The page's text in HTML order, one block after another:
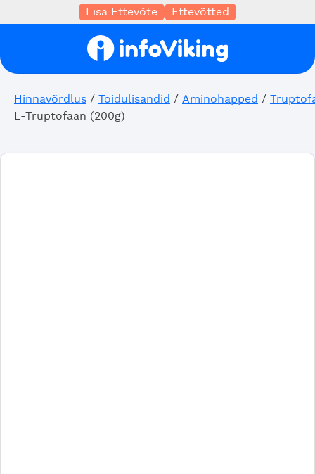
Lisa Ettevõte Ettevõtted
Hinnavõrdlus / Toidulisandid / Aminohapped /
L-Trüptofaan (200g)